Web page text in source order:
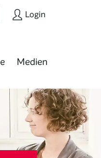
Login
Medien